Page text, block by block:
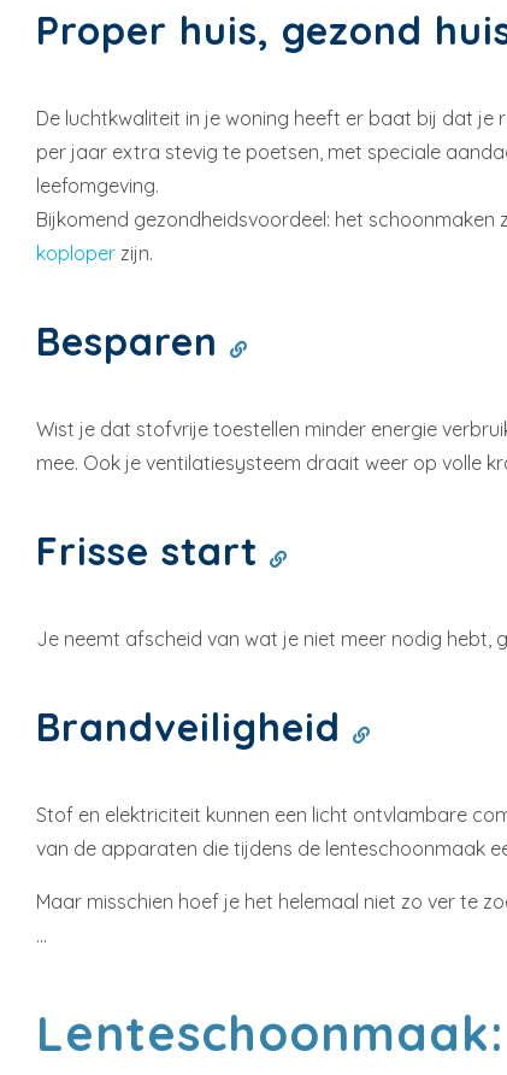
Proper huis, gezond
De luchtkwaliteit in je woning heeft er baat bij dat je
per jaar extra stevig te poetsen, met speciale
leefomgeving.
Bijkomend gezondheidsvoordeel: het
koploper zijn.
Besparen
Wist je dat stofvrije toestellen minder energie
mee. Ook je ventilatiesysteem draait weer op volle
Frisse start
Je neemt afscheid van wat je niet meer nodig hebt,
Brandveiligheid
Stof en elektriciteit kunnen een licht ontvlambare
van de apparaten die tijdens de lenteschoonmaak
Maar misschien hoef je het helemaal niet zo ver te
...